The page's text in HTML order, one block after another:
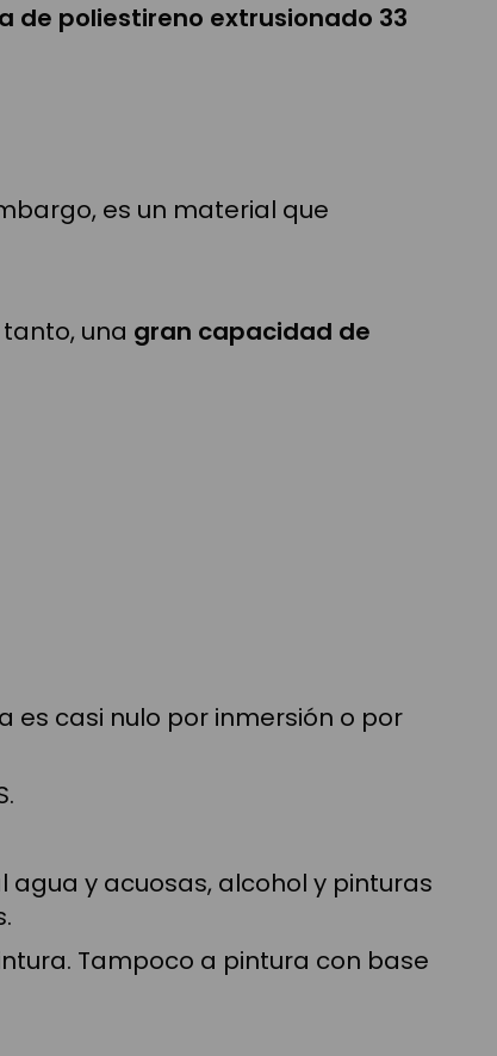
de poliestireno extrusionado 33
es un material que
una gran capacidad de
es casi nulo por inmersión o por
agua y acuosas, alcohol y pinturas
Tampoco a pintura con base